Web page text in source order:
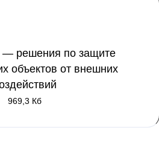
— решения по защите
объектов от внешних
969,3 Кб